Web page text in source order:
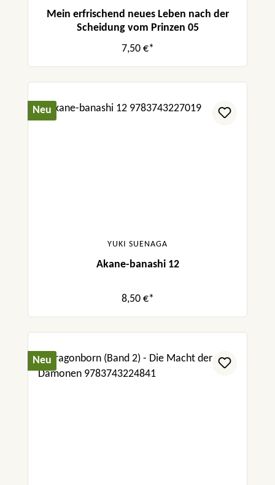
Mein erfrischend neues Leben nach der
Scheidung vom Prinzen 05
7,50 €*
Neu
YUKI SUENAGA
Akane-banashi 12
8,50 €*
Neu